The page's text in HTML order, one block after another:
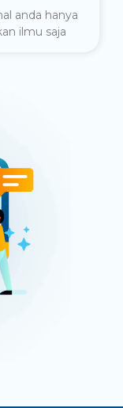
anda hanya
ilmu saja